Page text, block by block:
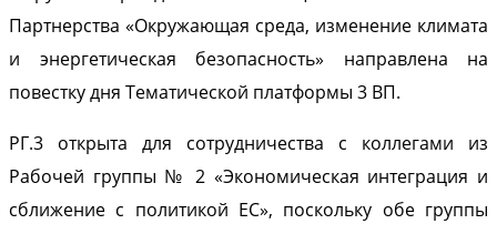
Партнерства «Окружающая среда, изменение климата
и энергетическая безопасность» направлена на
повестку дня Тематической платформы 3 ВП.
РГ.3 открыта для сотрудничества с коллегами из
Рабочей группы № 2 «Экономическая интеграция и
сближение с политикой ЕС», поскольку обе группы